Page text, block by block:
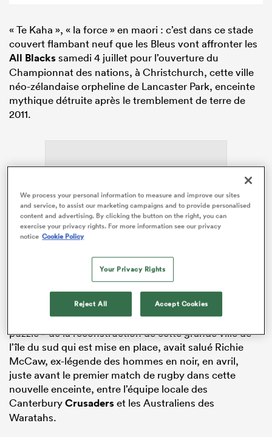
rugby. (Photo de Sanka Vidanagama / AFP via Getty
« Te Kaha », « la force » en maori : c’est dans ce stade
couvert flambant neuf que les Bleus vont affronter les
All Blackssamedi 4 juillet pour l’ouverture du
Championnat des nations, à Christchurch, cette ville
néo-zélandaise orpheline de Lancaster Park, enceinte
mythique détruite après le tremblement de terre de
2011.
ADVERTISEMENT
Avec ce stade, c’est « une des dernières pièces du
puzzle » de la reconstruction de cette grande ville de
l’île du sud qui est mise en place, avait salué Richie
McCaw, ex-légende des hommes en noir, en avril,
juste avant le premier match de rugby dans cette
nouvelle enceinte, entre l’équipe locale des
CanterburyCrusaderset les Australiens des
Waratahs.
We process your personal information to measure and improve our sites
and service, to assist our marketing campaigns and to provide personalised
content and advertising. By clicking the button on the right, you can
exercise your privacy rights. For more information see our privacy
notice Cookie Policy
Your Privacy Rights
Reject All Accept Cookies